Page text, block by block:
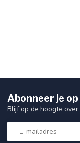
Abonneer je
Blijf op de hoogte